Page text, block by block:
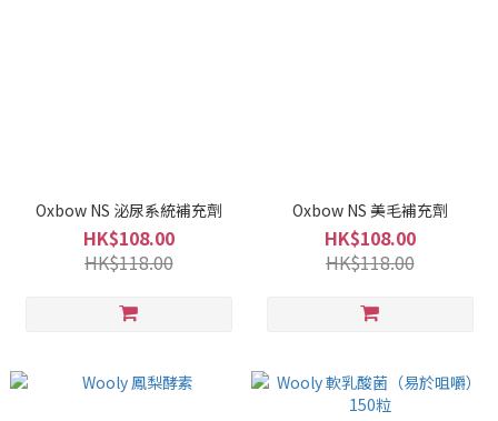
Oxbow NS 泌尿系統補充劑
HK$108.00
HK$118.00
Oxbow NS 美毛補充劑
HK$108.00
HK$118.00